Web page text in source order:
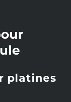
platines